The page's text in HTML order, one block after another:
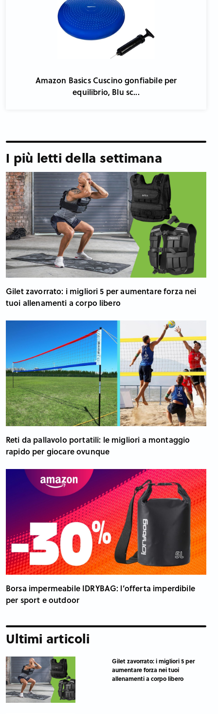
Amazon Basics Cuscino gonfiabile per
equilibrio, Blu sc...
I più letti della settimana
Gilet zavorrato: i migliori 5 per aumentare forza nei
tuoi allenamenti a corpo libero
Reti da pallavolo portatili: le migliori a montaggio
rapido per giocare ovunque
Borsa impermeabile IDRYBAG: l’offerta imperdibile
per sport e outdoor
Ultimi articoli
Gilet zavorrato: i migliori 5 per
aumentare forza nei tuoi
allenamenti a corpo libero